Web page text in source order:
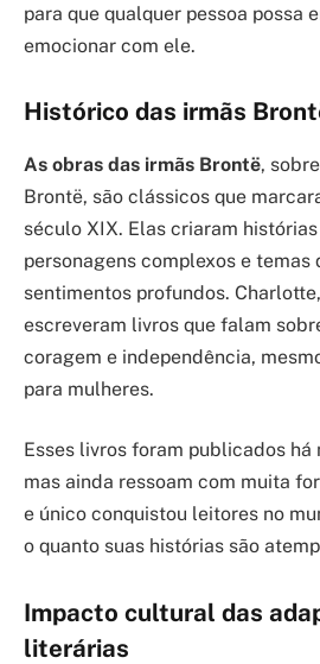
para que qualquer pessoa possa
emocionar com ele.
Histórico das irmãs
As obras das irmãs Brontë,
Brontë, são clássicos que
século XIX. Elas criaram
personagens complexos e temas
sentimentos profundos.
escreveram livros que falam
coragem e independência,
para mulheres.
Esses livros foram publicados há
mas ainda ressoam com muita
e único conquistou leitores no
o quanto suas histórias são
Impacto cultural das
literárias